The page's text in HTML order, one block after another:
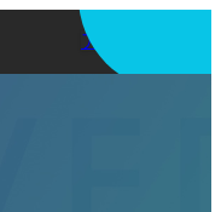
アプリを使う